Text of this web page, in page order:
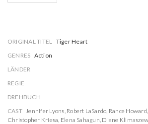
ORIGINAL TITEL Tiger Heart
GENRES Action
LÄNDER
REGIE
DREHBUCH
CAST Jennifer Lyons, Robert LaSardo, Rance Howard,
Christopher Kriesa, Elena Sahagun, Diane